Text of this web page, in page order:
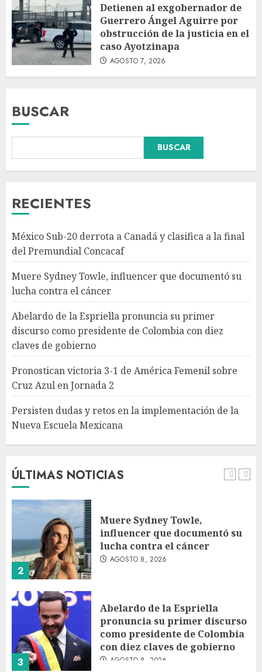
Detienen al exgobernador de
Guerrero Ángel Aguirre por
obstrucción de la justicia en el
caso Ayotzinapa
AGOSTO 7, 2026
BUSCAR
BUSCAR
RECIENTES
México Sub-20 derrota a Canadá y clasifica a la final
del Premundial Concacaf
Muere Sydney Towle, influencer que documentó su
lucha contra el cáncer
Abelardo de la Espriella pronuncia su primer
discurso como presidente de Colombia con diez
claves de gobierno
Pronostican victoria 3-1 de América Femenil sobre
Cruz Azul en Jornada 2
Persisten dudas y retos en la implementación de la
Nueva Escuela Mexicana
ÚLTIMAS NOTICIAS
3
Abelardo de la Espriella
pronuncia su primer discurso
4
Pronostican victoria 3-1 de
América Femenil sobre Cruz
Azul en Jornada 2
AGOSTO 8, 2026
5
Persisten dudas y retos en la
AGOSTO 8, 2026
1
México Sub-20 derrota a
Canadá y clasifica a la final del
AGOSTO 8, 2026
2
Muere Sydney Towle,
influencer que documentó su
lucha contra el cáncer
AGOSTO 8, 2026
3
Abelardo de la Espriella
pronuncia su primer discurso
como presidente de Colombia
con diez claves de gobierno
AGOSTO 8, 2026